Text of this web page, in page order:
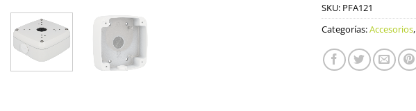
SKU: PFA121
Categorías:Accesorios,